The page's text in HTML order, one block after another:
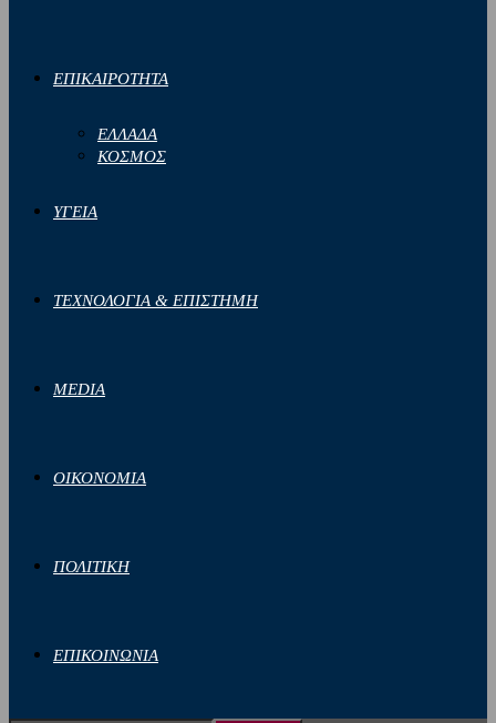
ΕΠΙΚΑΙΡΟΤΗΤΑ
ΕΛΛΑΔΑ
ΚΟΣΜΟΣ
ΥΓΕΙΑ
ΤΕΧΝΟΛΟΓΙΑ & ΕΠΙΣΤΗΜΗ
MEDIA
ΟΙΚΟΝΟΜΙΑ
ΠΟΛΙΤΙΚΗ
ΕΠΙΚΟΙΝΩΝΙΑ